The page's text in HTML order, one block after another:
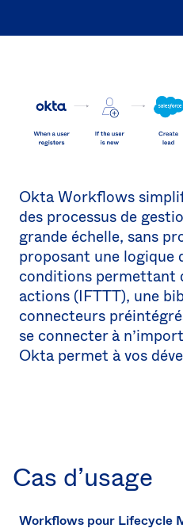
Okta Workflows
des processus de
grande échelle, sans
proposant une logique
conditions permettant
actions (IFTTT), une
connecteurs
se connecter à
Okta permet à vos
Cas d’usage
Workflows pour Lifecycle